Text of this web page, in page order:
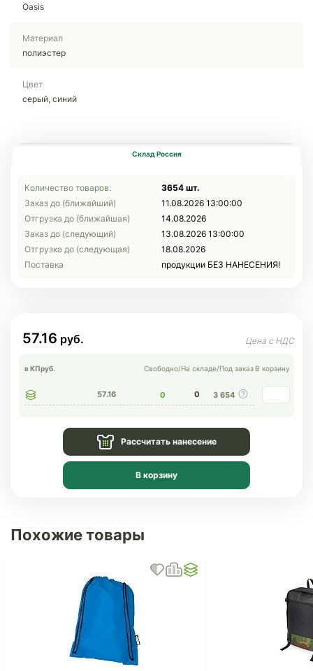
Oasis
Материал
полиэстер
Цвет
серый, синий
Склад Россия
Количество товаров:
3654 шт.
Заказ до (ближайший)
11.08.2026 13:00:00
Отгрузка до (ближайшая)
14.08.2026
Заказ до (следующий)
13.08.2026 13:00:00
Отгрузка до (следующая)
18.08.2026
Поставка
продукции БЕЗ НАНЕСЕНИЯ!
57.16
в КПруб. Свободно/На складе/Под заказ В корзину
57.16 0 0 3 654
Рассчитать нанесение
В корзину
Похожие товары